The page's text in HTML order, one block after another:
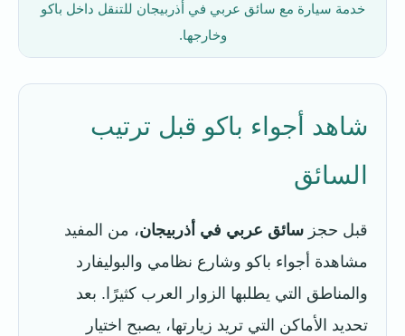
خدمة سيارة مع سائق عربي في أذربيجان للتنقل داخل باكو
وخارجها.
شاهد أجواء باكو قبل ترتيب
السائق
قبل حجز سائق عربي في أذربيجان، من المفيد
مشاهدة أجواء باكو وشارع نظامي والبوليفارد
والمناطق التي يطلبها الزوار العرب كثيرًا. بعد
تحديد الأماكن التي تريد زيارتها، يصبح اختيار